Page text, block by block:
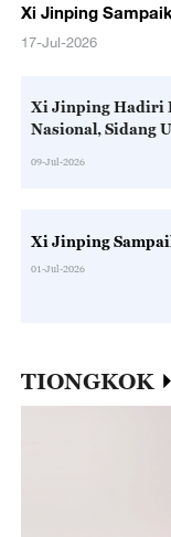
Xi Jinping
17-Jul-2026
Xi Jinping Hadiri
Nasional, Sidang
09-Jul-2026
Xi Jinping
01-Jul-2026
TIONGKOK